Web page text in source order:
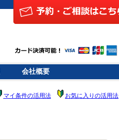
会社概要
マイ条件の活用法 お気に入りの活用法